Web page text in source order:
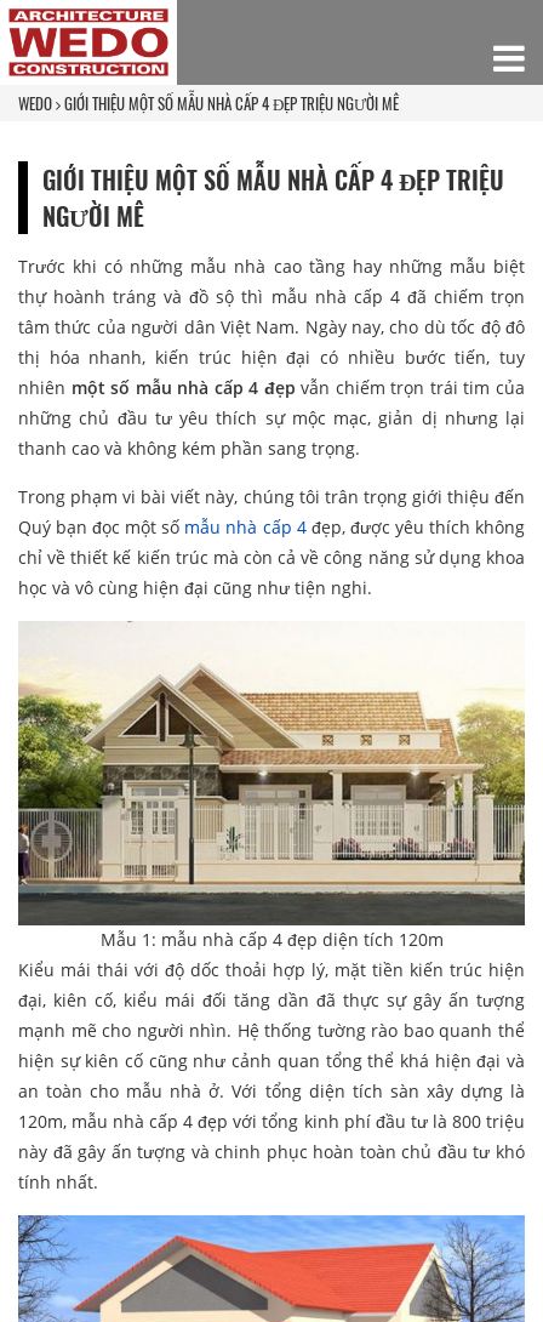
WEDO GIỚI THIỆU MỘT SỐ MẪU NHÀ CẤP 4 ĐẸP TRIỆU NGƯỜI MÊ
GIỚI THIỆU MỘT SỐ MẪU NHÀ CẤP 4 ĐẸP TRIỆU
NGƯỜI MÊ
Trước khi có những mẫu nhà cao tầng hay những mẫu biệt
thự hoành tráng và đồ sộ thì mẫu nhà cấp 4 đã chiếm trọn
tâm thức của người dân Việt Nam. Ngày nay, cho dù tốc độ đô
thị hóa nhanh, kiến trúc hiện đại có nhiều bước tiến, tuy
nhiên một số mẫu nhà cấp 4 đẹp vẫn chiếm trọn trái tim của
những chủ đầu tư yêu thích sự mộc mạc, giản dị nhưng lại
thanh cao và không kém phần sang trọng.
Trong phạm vi bài viết này, chúng tôi trân trọng giới thiệu đến
Quý bạn đọc một số mẫu nhà cấp 4đẹp, được yêu thích không
chỉ về thiết kế kiến trúc mà còn cả về công năng sử dụng khoa
học và vô cùng hiện đại cũng như tiện nghi.
Mẫu 1: mẫu nhà cấp 4 đẹp diện tích 120m
Kiểu mái thái với độ dốc thoải hợp lý, mặt tiền kiến trúc hiện
đại, kiên cố, kiểu mái đối tăng dần đã thực sự gây ấn tượng
mạnh mẽ cho người nhìn. Hệ thống tường rào bao quanh thể
hiện sự kiên cố cũng như cảnh quan tổng thể khá hiện đại và
an toàn cho mẫu nhà ở. Với tổng diện tích sàn xây dựng là
120m, mẫu nhà cấp 4 đẹp với tổng kinh phí đầu tư là 800 triệu
này đã gây ấn tượng và chinh phục hoàn toàn chủ đầu tư khó
tính nhất.